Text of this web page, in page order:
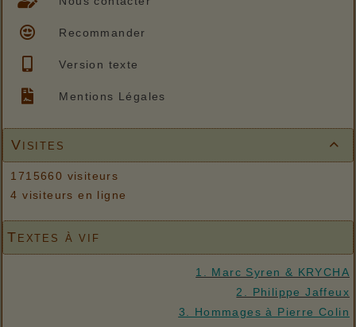
Recommander
Version texte
Mentions Légales

Visites
1715660 visiteurs
4 visiteurs en ligne
Textes à vif
1. Marc Syren & KRYCHA
2. Philippe Jaffeux
3. Hommages à Pierre Colin